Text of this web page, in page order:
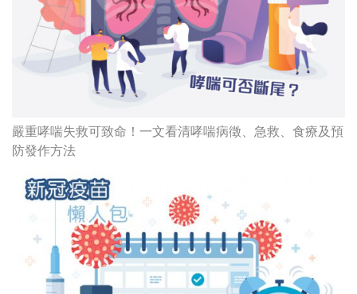
嚴重哮喘失救可致命！一文看清哮喘病徵、急救、食療及預
防發作方法